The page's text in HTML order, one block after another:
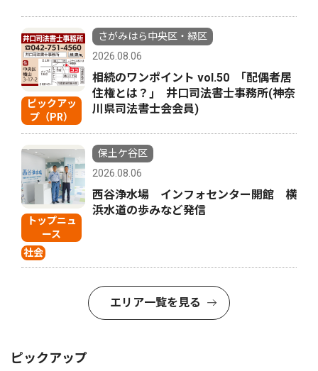
ピックアッ
プ（PR）
さがみはら中央区・緑区
2026.08.06
相続のワンポイント vol.50 ｢配偶者居
住権とは？｣ 井口司法書士事務所(神奈
川県司法書士会会員)
トップニュ
ース
社会
保土ケ谷区
2026.08.06
西谷浄水場 インフォセンター開館 横
浜水道の歩みなど発信
エリア一覧を見る
ピックアップ